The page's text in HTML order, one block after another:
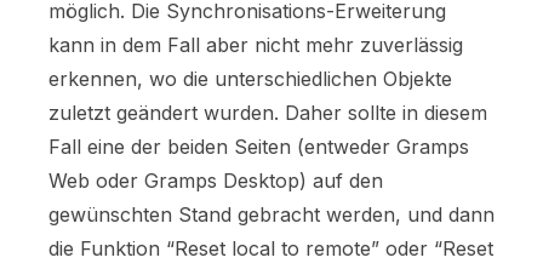
möglich. Die Synchronisations-Erweiterung
kann in dem Fall aber nicht mehr zuverlässig
erkennen, wo die unterschiedlichen Objekte
zuletzt geändert wurden. Daher sollte in diesem
Fall eine der beiden Seiten (entweder Gramps
Web oder Gramps Desktop) auf den
gewünschten Stand gebracht werden, und dann
die Funktion “Reset local to remote” oder “Reset